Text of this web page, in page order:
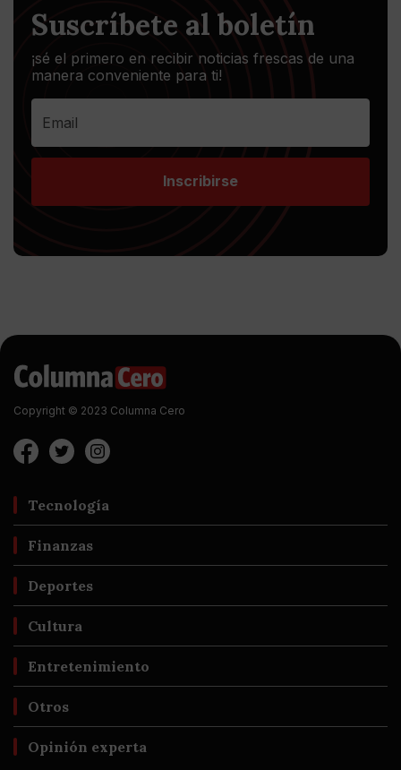
Suscríbete al boletín
¡sé el primero en recibir noticias frescas de una
manera conveniente para ti!
Inscribirse
Copyright © 2023 Columna Cero
Tecnología
Finanzas
Deportes
Cultura
Entretenimiento
Otros
Opinión experta